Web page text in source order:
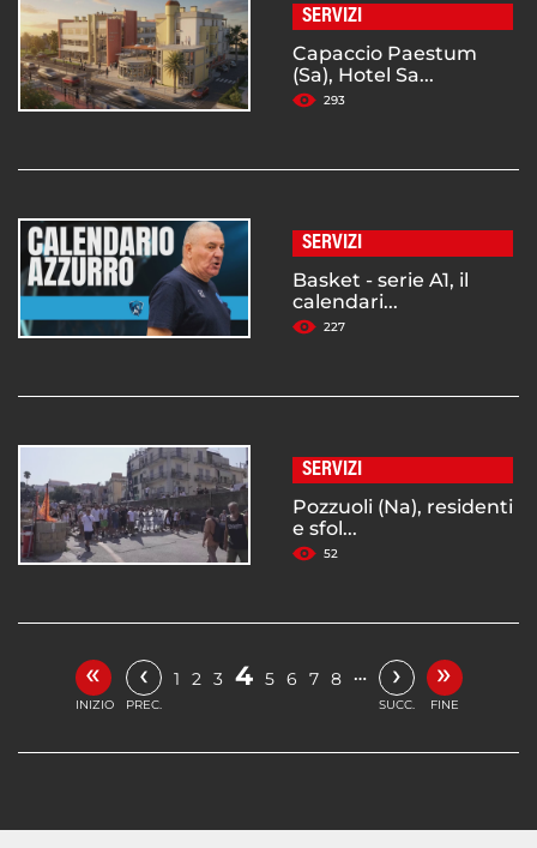
SERVIZI
Capaccio Paestum
(Sa), Hotel Sa...
293
SERVIZI
Basket - serie A1, il
calendari...
227
SERVIZI
Pozzuoli (Na), residenti
e sfol...
52
«
INIZIO
‹
PREC.
1 2 3 4 5 6 7 8 … ›
SUCC.
»
FINE